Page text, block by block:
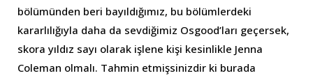
bölümünden beri bayıldığımız, bu bölümlerdeki
kararlılığıyla daha da sevdiğimiz Osgood’ları geçersek,
skora yıldız sayı olarak işlene kişi kesinlikle Jenna
Coleman olmalı. Tahmin etmişsinizdir ki burada